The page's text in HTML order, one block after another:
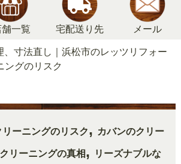
舗一覧 宅配送り先 メール
、寸法直し｜浜松市のレッツリフォー
ングのリスク
リーニングのリスク, カバンのクリー
リーニングの真相, リーズナブルな